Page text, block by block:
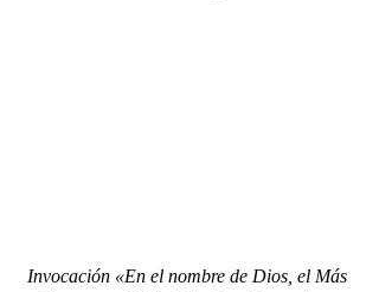
Invocación «En el nombre de Dios, el Más